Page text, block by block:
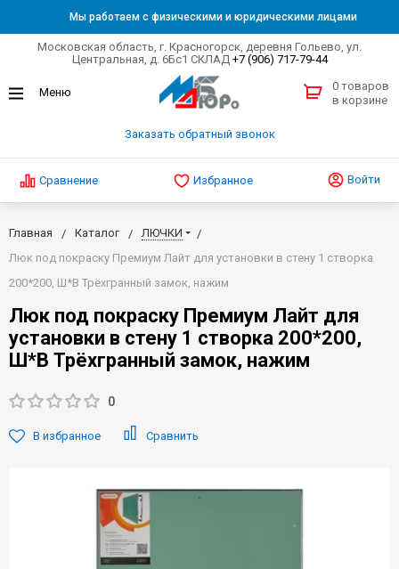
Мы работаем с физическими и юридическими лицами
Московская область, г. Красногорск, деревня Гольево, ул.
Центральная, д. 6Бс1 СКЛАД +7 (906) 717-79-44
Заказать обратный звонок
0 товаров
в корзине
Сравнение Избранное Войти
Главная Каталог
ЛЮЧКИ
Люк под покраску Премиум Лайт для установки в стену 1 створка
200*200, Ш*В Трёхгранный замок, нажим
Люк под покраску Премиум Лайт для
установки в стену 1 створка 200*200,
Ш*В Трёхгранный замок, нажим
0
В избранное Сравнить